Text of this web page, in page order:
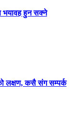
भयावह हुन सक्ने
लक्षण, कसै संग सम्पर्क